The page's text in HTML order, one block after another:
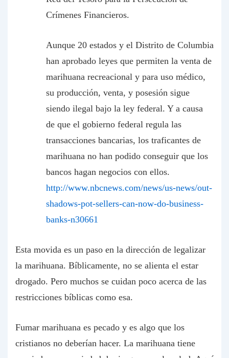
Crímenes Financieros.
Aunque 20 estados y el Distrito de Columbia
han aprobado leyes que permiten la venta de
marihuana recreacional y para uso médico,
su producción, venta, y posesión sigue
siendo ilegal bajo la ley federal. Y a causa
de que el gobierno federal regula las
transacciones bancarias, los traficantes de
marihuana no han podido conseguir que los
bancos hagan negocios con ellos.
http://www.nbcnews.com/news/us-news/out-
shadows-pot-sellers-can-now-do-business-
banks-n30661
Esta movida es un paso en la dirección de legalizar
la marihuana. Bíblicamente, no se alienta el estar
drogado. Pero muchos se cuidan poco acerca de las
restricciones bíblicas como esa.
Fumar marihuana es pecado y es algo que los
cristianos no deberían hacer. La marihuana tiene